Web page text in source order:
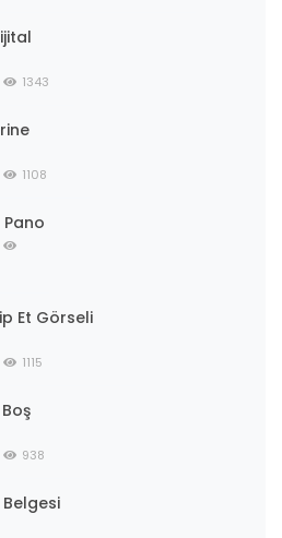
1343
1108
Et Görseli
1115
938